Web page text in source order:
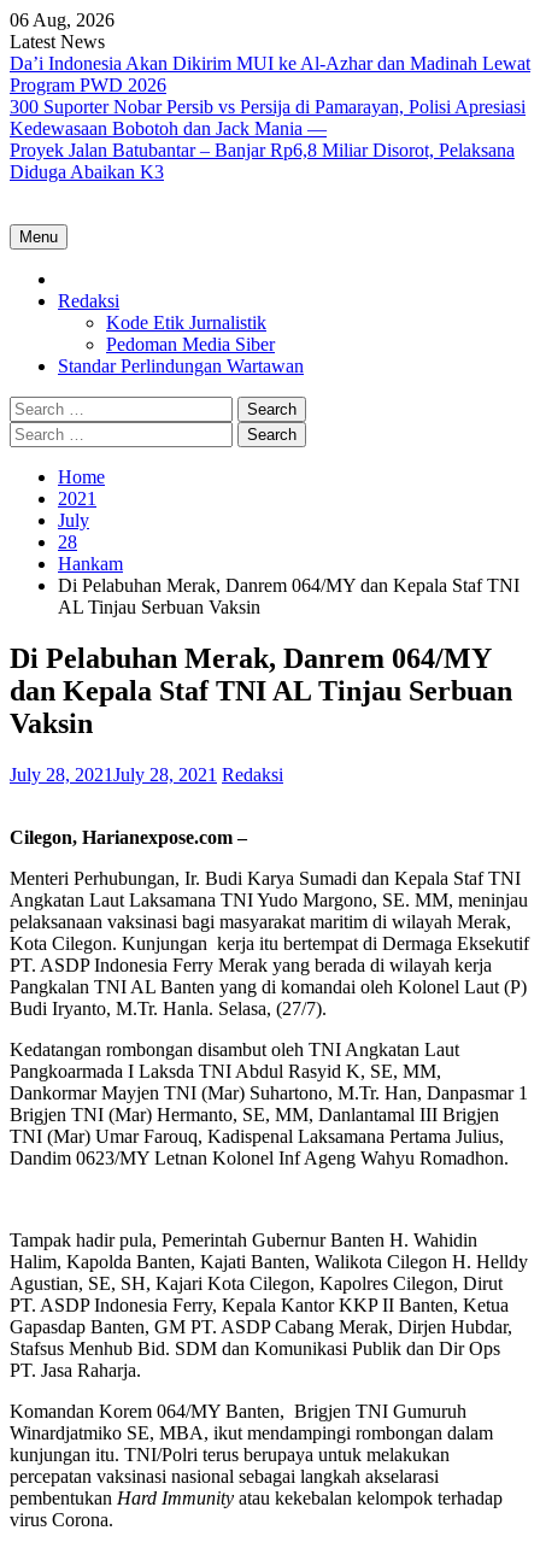
Skip
to
content
06 Aug, 2026
Latest News
Da’i Indonesia Akan Dikirim MUI ke Al-Azhar dan Madinah Lewat
Program PWD 2026
300 Suporter Nobar Persib vs Persija di Pamarayan, Polisi Apresiasi
Kedewasaan Bobotoh dan Jack Mania —
Proyek Jalan Batubantar – Banjar Rp6,8 Miliar Disorot, Pelaksana
Diduga Abaikan K3
Menu
Redaksi
Kode Etik Jurnalistik
Pedoman Media Siber
Standar Perlindungan Wartawan
Search
for:
Search
for:
Home
2021
July
28
Hankam
Di Pelabuhan Merak, Danrem 064/MY dan Kepala Staf TNI
AL Tinjau Serbuan Vaksin
Di Pelabuhan Merak, Danrem 064/MY
dan Kepala Staf TNI AL Tinjau Serbuan
Vaksin
July 28, 2021July 28, 2021 Redaksi
Cilegon, Harianexpose.com –
Menteri Perhubungan, Ir. Budi Karya Sumadi dan Kepala Staf TNI
Angkatan Laut Laksamana TNI Yudo Margono, SE. MM, meninjau
pelaksanaan vaksinasi bagi masyarakat maritim di wilayah Merak,
Kota Cilegon. Kunjungan kerja itu bertempat di Dermaga Eksekutif
PT. ASDP Indonesia Ferry Merak yang berada di wilayah kerja
Pangkalan TNI AL Banten yang di komandai oleh Kolonel Laut (P)
Budi Iryanto, M.Tr. Hanla. Selasa, (27/7).
Kedatangan rombongan disambut oleh TNI Angkatan Laut
Pangkoarmada I Laksda TNI Abdul Rasyid K, SE, MM,
Dankormar Mayjen TNI (Mar) Suhartono, M.Tr. Han, Danpasmar 1
Brigjen TNI (Mar) Hermanto, SE, MM, Danlantamal III Brigjen
TNI (Mar) Umar Farouq, Kadispenal Laksamana Pertama Julius,
Dandim 0623/MY Letnan Kolonel Inf Ageng Wahyu Romadhon.
Tampak hadir pula, Pemerintah Gubernur Banten H. Wahidin
Halim, Kapolda Banten, Kajati Banten, Walikota Cilegon H. Helldy
Agustian, SE, SH, Kajari Kota Cilegon, Kapolres Cilegon, Dirut
PT. ASDP Indonesia Ferry, Kepala Kantor KKP II Banten, Ketua
Gapasdap Banten, GM PT. ASDP Cabang Merak, Dirjen Hubdar,
Stafsus Menhub Bid. SDM dan Komunikasi Publik dan Dir Ops
PT. Jasa Raharja.
Komandan Korem 064/MY Banten, Brigjen TNI Gumuruh
Winardjatmiko SE, MBA, ikut mendampingi rombongan dalam
kunjungan itu. TNI/Polri terus berupaya untuk melakukan
percepatan vaksinasi nasional sebagai langkah akselarasi
pembentukan Hard Immunity atau kekebalan kelompok terhadap
virus Corona.